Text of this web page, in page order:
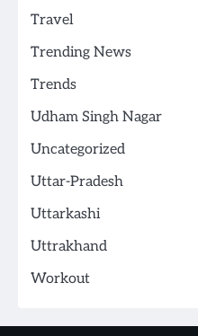
Travel
Trending News
Trends
Udham Singh Nagar
Uncategorized
Uttar-Pradesh
Uttarkashi
Uttrakhand
Workout